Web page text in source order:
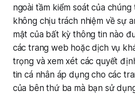
ngoài tầm kiểm soát của chúng
không chịu trách nhiệm về sự
mật của bất kỳ thông tin nào
các trang web hoặc dịch vụ
trọng và xem xét các quyết
tin cá nhân áp dụng cho các
của bên thứ ba mà bạn sử